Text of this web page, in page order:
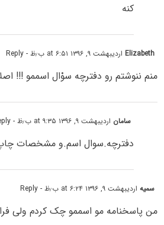
کنه
Elizabethاردیبهشت ۹, ۱۳۹۶ at ۶:۵۱ ب٫ظ - Reply
منم ننوشتم رو دفترچه سوْال اسممو !!!
سامان اردیبهشت ۹, ۱۳۹۶ at ۹:۳۵ ب٫ظ - Reply
دفترچه.سوال اسم.و مشخصات
سمیهاردیبهشت ۹, ۱۳۹۶ at ۶:۲۴ ب٫ظ - Reply
من پاسخنامه مو اسممو چک کردم ولی